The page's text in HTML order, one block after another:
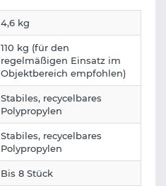
4,6 kg
110 kg (für den
regelmäßigen Einsatz im
Objektbereich empfohlen)
Stabiles, recycelbares
Polypropylen
Stabiles, recycelbares
Polypropylen
Bis 8 Stück